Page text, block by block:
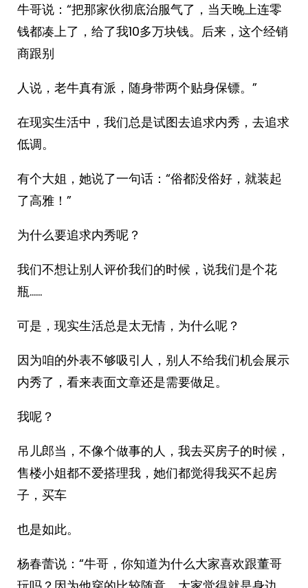
牛哥说：“把那家伙彻底治服气了，当天晚上连零
钱都凑上了，给了我10多万块钱。后来，这个经销
商跟别
人说，老牛真有派，随身带两个贴身保镖。”
在现实生活中，我们总是试图去追求内秀，去追求
低调。
有个大姐，她说了一句话：“俗都没俗好，就装起
了高雅！”
为什么要追求内秀呢？
我们不想让别人评价我们的时候，说我们是个花
瓶……
可是，现实生活总是太无情，为什么呢？
因为咱的外表不够吸引人，别人不给我们机会展示
内秀了，看来表面文章还是需要做足。
我呢？
吊儿郎当，不像个做事的人，我去买房子的时候，
售楼小姐都不爱搭理我，她们都觉得我买不起房
子，买车
也是如此。
杨春蕾说：“牛哥，你知道为什么大家喜欢跟董哥